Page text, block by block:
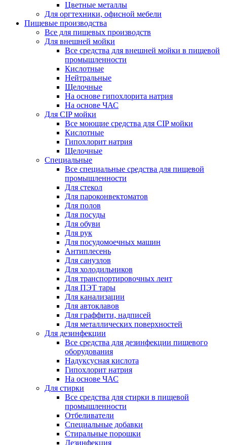
Цветные металлы
Для оргтехники, офисной мебели
Пищевые производства
Все для пищевых производств
Для внешней мойки
Все средства для внешней мойки в пищевой
промышленности
Кислотные
Нейтральные
Щелочные
На основе гипохлорита натрия
На основе ЧАС
Для CIP мойки
Все моющие средства для CIP мойки
Кислотные
Гипохлорит натрия
Щелочные
Специальные
Все специальные средства для пищевой
промышленности
Для стекол
Для пароконвектоматов
Для полов
Для посуды
Для обуви
Для рук
Для посудомоечных машин
Антиплесень
Для санузлов
Для холодильников
Для транспортировочных лент
Для ПЭТ тары
Для канализации
Для автоклавов
Для граффити, надписей
Для металлических поверхностей
Для дезинфекции
Все средства для дезинфекции пищевого
оборудования
Надуксусная кислота
Гипохлорит натрия
На основе ЧАС
Для стирки
Все средства для стирки в пищевой
промышленности
Отбеливатели
Специальные добавки
Стиральные порошки
Дезинфекция